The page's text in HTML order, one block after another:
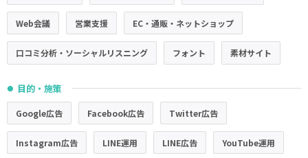
Web会議 営業支援 EC・通販・ネットショップ
口コミ分析・ソーシャルリスニング フォント 素材サイト
● 目的・施策
Google広告 Facebook広告 Twitter広告
Instagram広告 LINE運用 LINE広告 YouTube運用